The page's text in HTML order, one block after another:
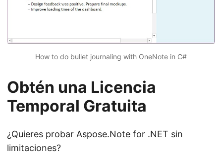
How to do bullet journaling with OneNote in C#
Obtén una Licencia
Temporal Gratuita
¿Quieres probar Aspose.Note for .NET sin
limitaciones?